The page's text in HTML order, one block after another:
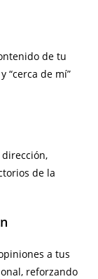
de tu
“cerca de mí”
de la
a tus
reforzando